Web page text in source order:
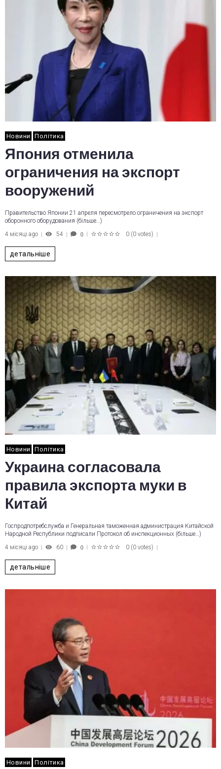
Новини Політика
Япония отменила
ограничения на экспорт
вооружений
Правительство Японии 21 апреля пересмотрело ограничения на экспорт
оборонного оборудования (більше…)
4 місяці ago
54 0 0 (0 votes)
детальніше
Новини Політика
Украина согласовала
правила экспорта муки в
Китай
Госпродпотребслужба и Генеральная таможенная администрация Китайской
Народной Республики подписали Протокол об инспекционных (більше…)
4 місяці ago
60 0 0 (0 votes)
детальніше
Новини Політика